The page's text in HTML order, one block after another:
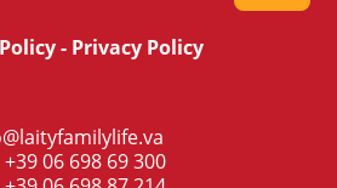
- Privacy Policy
+39 06 698 69 300